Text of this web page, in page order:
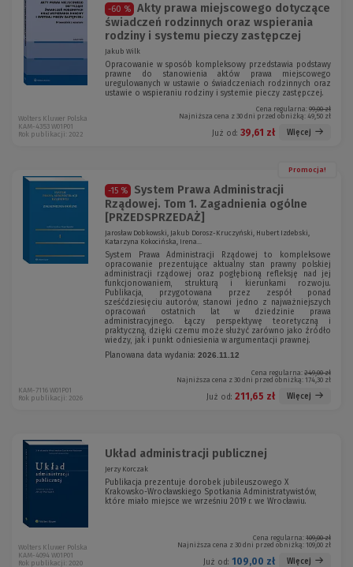
-60 %
Akty prawa miejscowego dotyczące
świadczeń rodzinnych oraz wspierania
rodziny i systemu pieczy zastępczej
Jakub Wilk
Opracowanie w sposób kompleksowy przedstawia podstawy
prawne do stanowienia aktów prawa miejscowego
uregulowanych w ustawie o świadczeniach rodzinnych oraz
ustawie o wspieraniu rodziny i systemie pieczy zastępczej.
Cena regularna: 99,00 zł
Najniższa cena z 30 dni przed obniżką: 49,50 zł
Już od: 39,61 zł Więcej
Wolters Kluwer Polska
KAM-4353 W01P01
Rok publikacji: 2022
Promocja!
-15 %
System Prawa Administracji
Rządowej. Tom 1. Zagadnienia ogólne
[PRZEDSPRZEDAŻ]
Jarosław Dobkowski, Jakub Dorosz-Kruczyński, Hubert Izdebski,
Katarzyna Kokocińska, Irena...
System Prawa Administracji Rządowej to kompleksowe
opracowanie prezentujące aktualny stan prawny polskiej
administracji rządowej oraz pogłębioną refleksję nad jej
funkcjonowaniem, strukturą i kierunkami rozwoju.
Publikacja, przygotowana przez zespół ponad
sześćdziesięciu autorów, stanowi jedno z najważniejszych
opracowań ostatnich lat w dziedzinie prawa
administracyjnego. Łączy perspektywę teoretyczną i
praktyczną, dzięki czemu może służyć zarówno jako źródło
wiedzy, jak i punkt odniesienia w argumentacji prawnej.
Planowana data wydania: 2026.11.12
Cena regularna: 249,00 zł
Najniższa cena z 30 dni przed obniżką: 174,30 zł
Już od: 211,65 zł Więcej
KAM-7116 W01P01
Rok publikacji: 2026
Układ administracji publicznej
Jerzy Korczak
Publikacja prezentuje dorobek jubileuszowego X
Krakowsko-Wrocławskiego Spotkania Administratywistów,
które miało miejsce we wrześniu 2019 r. we Wrocławiu.
Cena regularna: 109,00 zł
Najniższa cena z 30 dni przed obniżką: 109,00 zł
Już od: 109,00 zł Więcej
Wolters Kluwer Polska
KAM-4094 W01P01
Rok publikacji: 2020